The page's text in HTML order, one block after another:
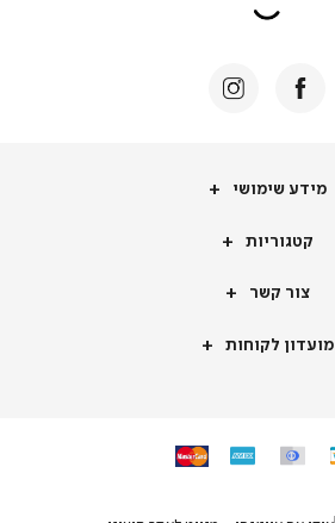
מידע
מידע שימושי
קטגוריותקטגוריות
צור
צור קשר
מועדון
מועדון לקוחות